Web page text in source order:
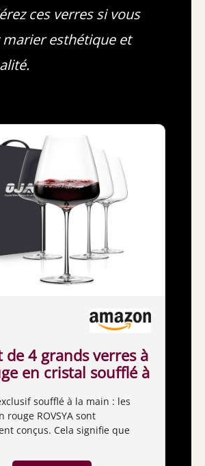
ces verres si vous
esthétique et
de 4 grands verres à
en cristal soufflé à
légers et
- Idéal pour la
de vin, Noël,
de mariage
soufflé à la main : les
rouge ROVSYA sont
conçus. Cela signifie que
soufflé à la bouche et fini